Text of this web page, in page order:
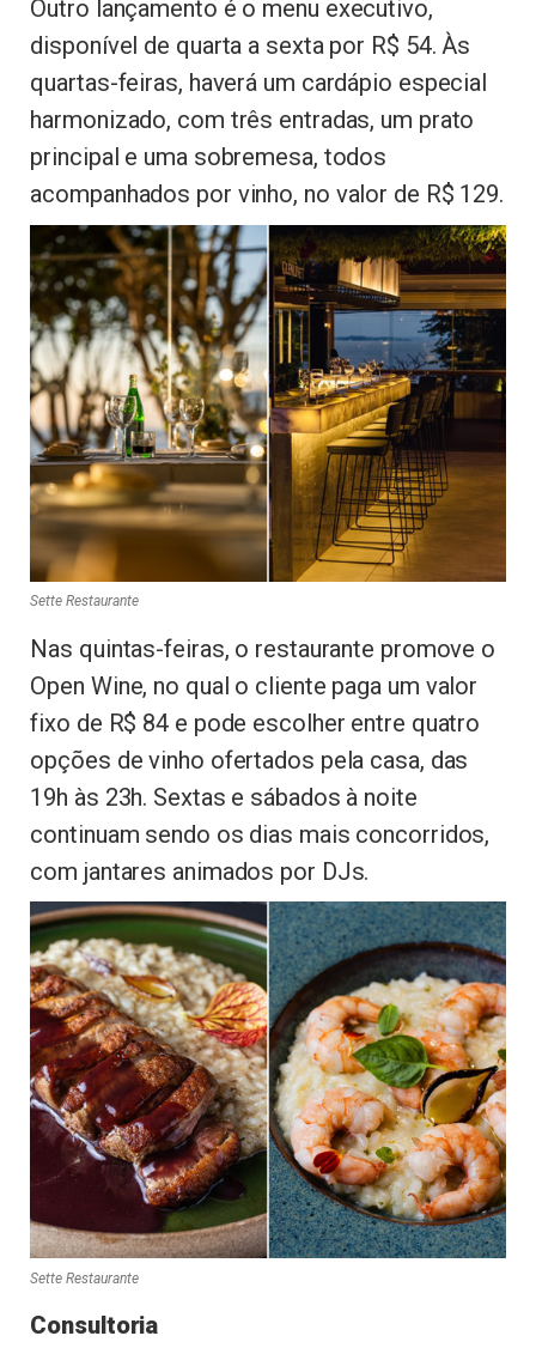
Outro lançamento é o menu executivo,
disponível de quarta a sexta por R$ 54. Às
quartas-feiras, haverá um cardápio especial
harmonizado, com três entradas, um prato
principal e uma sobremesa, todos
acompanhados por vinho, no valor de R$ 129.
Sette Restaurante
Nas quintas-feiras, o restaurante promove o
Open Wine, no qual o cliente paga um valor
fixo de R$ 84 e pode escolher entre quatro
opções de vinho ofertados pela casa, das
19h às 23h. Sextas e sábados à noite
continuam sendo os dias mais concorridos,
com jantares animados por DJs.
Sette Restaurante
Consultoria